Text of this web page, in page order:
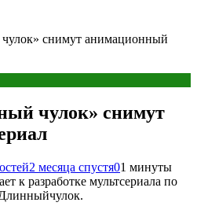
снимут анимационный
чулок» снимут
2 месяца спустя01 минуты
к разработке мультсериала по